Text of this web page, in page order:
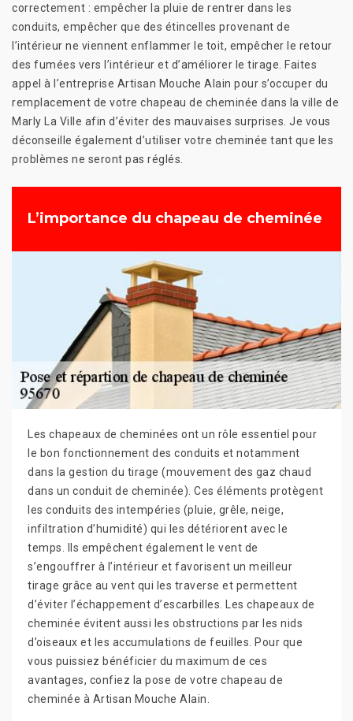
correctement : empêcher la pluie de rentrer dans les
conduits, empêcher que des étincelles provenant de
l’intérieur ne viennent enflammer le toit, empêcher le retour
des fumées vers l’intérieur et d’améliorer le tirage. Faites
appel à l’entreprise Artisan Mouche Alain pour s’occuper du
remplacement de votre chapeau de cheminée dans la ville de
Marly La Ville afin d’éviter des mauvaises surprises. Je vous
déconseille également d’utiliser votre cheminée tant que les
problèmes ne seront pas réglés.
L’importance du chapeau de cheminée
Les chapeaux de cheminées ont un rôle essentiel pour
le bon fonctionnement des conduits et notamment
dans la gestion du tirage (mouvement des gaz chaud
dans un conduit de cheminée). Ces éléments protègent
les conduits des intempéries (pluie, grêle, neige,
infiltration d’humidité) qui les détériorent avec le
temps. Ils empêchent également le vent de
s’engouffrer à l’intérieur et favorisent un meilleur
tirage grâce au vent qui les traverse et permettent
d’éviter l’échappement d’escarbilles. Les chapeaux de
cheminée évitent aussi les obstructions par les nids
d’oiseaux et les accumulations de feuilles. Pour que
vous puissiez bénéficier du maximum de ces
avantages, confiez la pose de votre chapeau de
cheminée à Artisan Mouche Alain.